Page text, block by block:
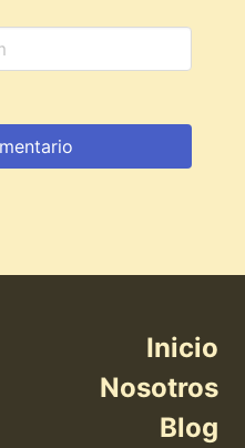
Inicio
Nosotros
Blog